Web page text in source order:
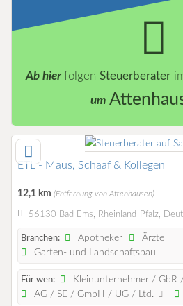
Ab hierfolgen Steuerberater
um
ETL - Maus, Schaaf & Kollegen
12,1 km (Entfernung von Attenhausen)
56130 Bad Ems, Rheinland-Pfalz,
Branchen: Apotheker
Ärzte
Garten- und Landschaftsbau
Für wen:
Kleinunternehmer / GbR
AG / SE / GmbH / UG / Ltd.